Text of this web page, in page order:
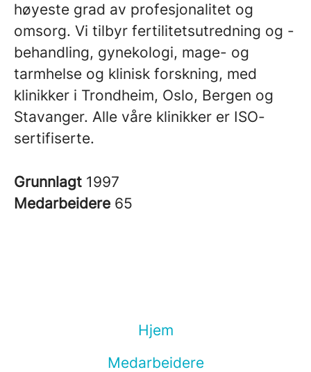
høyeste grad av profesjonalitet og
omsorg. Vi tilbyr fertilitetsutredning og -
behandling, gynekologi, mage- og
tarmhelse og klinisk forskning, med
klinikker i Trondheim, Oslo, Bergen og
Stavanger. Alle våre klinikker er ISO-
sertifiserte.
Grunnlagt 1997
Medarbeidere 65
Hjem
Medarbeidere